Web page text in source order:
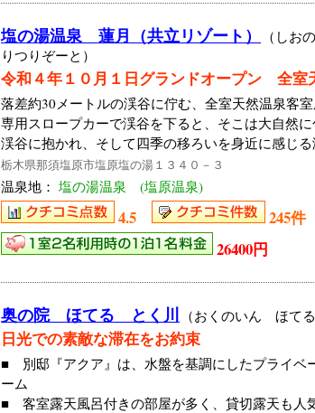
塩の湯温泉 蓮月（共立リゾート）
（し
りつりぞーと）
令和４年１０月１日グランドオープン 全室
落差約30メートルの渓谷に佇む、全室天然温泉客
専用スロープカーで渓谷を下ると、そこは大自然
渓谷に抱かれ、そして四季の移ろいを身近に感じる
栃木県那須塩原市塩原塩の湯１３４０－３
温泉地： 塩の湯温泉 (塩原温泉)
4.5
245件
26400円
奥の院 ほてる とく川 （おくのいん ほて
日光での素敵な滞在をお約束
■ 別邸『アクア』は、水盤を基調にしたプライベ
ーム
■ 客室露天風呂付きの部屋が多く、貸切露天も人